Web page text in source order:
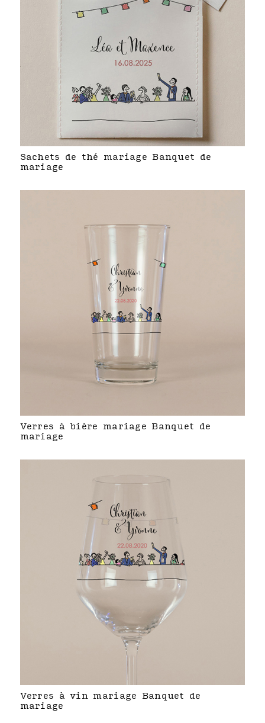
Sachets de thé mariage Banquet de
mariage
Verres à bière mariage Banquet de
mariage
Verres à vin mariage Banquet de
mariage